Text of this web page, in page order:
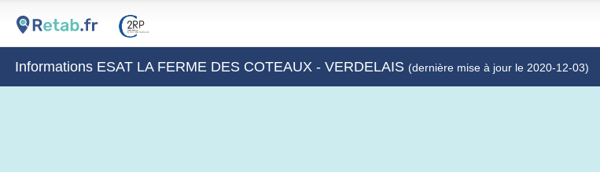
Informations ESAT LA FERME DES COTEAUX - VERDELAIS (dernière mise à jour le 2020-12-03)